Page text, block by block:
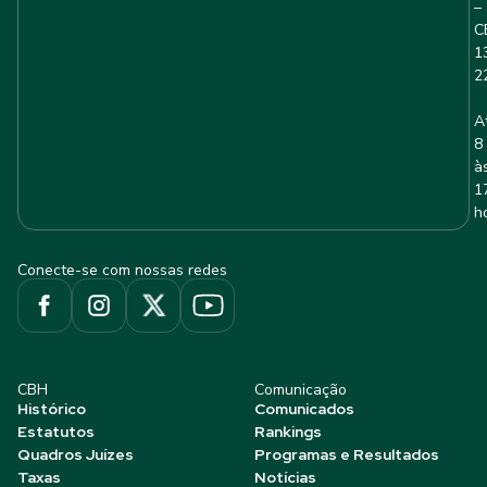
–
8
Conecte-se com nossas redes
CBH
Histórico
Estatutos
Quadros Juízes
Taxas
Comunicação
Comunicados
Rankings
Programas e Resultados
Notícias